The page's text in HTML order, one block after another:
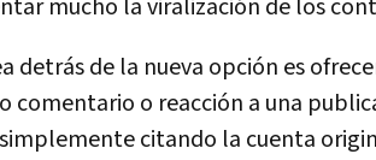
mucho la viralización de los
detrás de la nueva opción es
comentario o reacción a una
citando la cuenta